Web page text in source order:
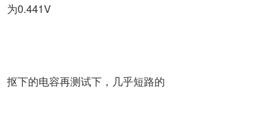
为0.441V
抠下的电容再测试下，几乎短路的